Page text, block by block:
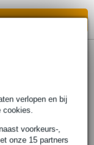
verlopen en bij
voorkeurs-,
onze 15 partners